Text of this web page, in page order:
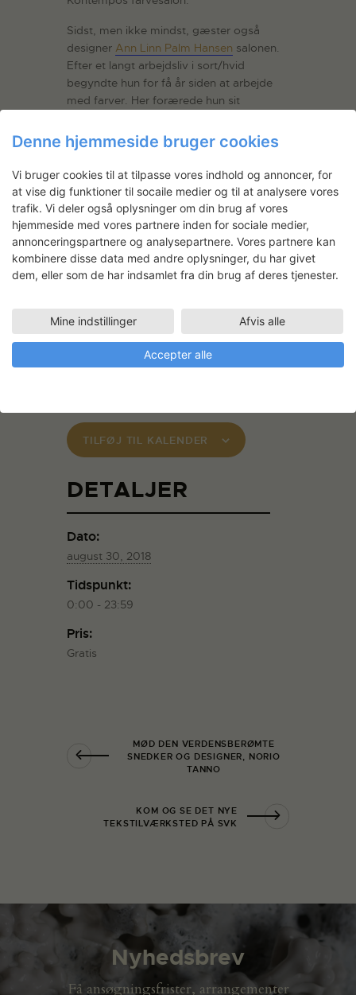
Sidst, men ikke mindst, gæster også
designer Ann Linn Palm Hansen salonen.
Efter et langt arbejdsliv i sort/hvid
begyndte hun for få år siden at arbejde
med farver. Her forærede hun sit
tilmed nye samarbejder med markante
aktører som Helle Jongerius og Kvadrat.
Efter farvesalonens talerække vil der
være information og åben for spørgsmål
om Kontempos Open Call til udstillingen Is
this Colour
, som finder sted i Rundetårn til
næste år.
Der er lukket for tilmeldinger. Du kan se
https://www.facebook.com/statensvaerk
steder/
> Besøg Kontempos website
TILFØJ TIL KALENDER
DETALJER
Dato:
august 30, 2018
Tidspunkt:
0:00 - 23:59
Pris:
Gratis
MØD DEN VERDENSBERØMTE
SNEDKER OG DESIGNER, NORIO
TANNO
KOM OG SE DET NYE
TEKSTILVÆRKSTED PÅ SVK
Nyhedsbrev
Få ansøgningsfrister, arrangementer
Denne hjemmeside bruger cookies
Vi bruger cookies til at tilpasse vores indhold og annoncer, for
at vise dig funktioner til socaile medier og til at analysere vores
trafik. Vi deler også oplysninger om din brug af vores
hjemmeside med vores partnere inden for sociale medier,
annonceringspartnere og analysepartnere. Vores partnere kan
kombinere disse data med andre oplysninger, du har givet
dem, eller som de har indsamlet fra din brug af deres tjenester.
Mine indstillinger Afvis alle
Accepter alle